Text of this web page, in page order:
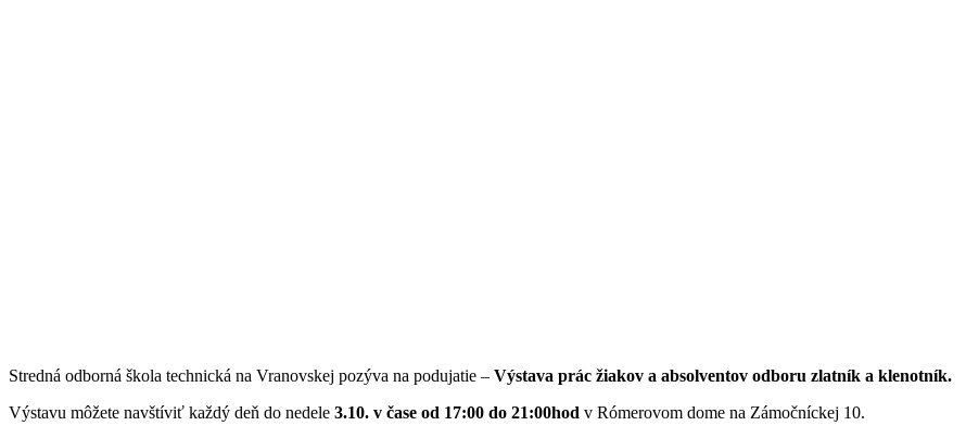
Stredná odborná škola technická na Vranovskej pozýva na podujatie – Výstava prác žiakov a absolventov odboru zlatník a klenotník.
Výstavu môžete navštíviť každý deň do nedele 3.10. v čase od 17:00 do 21:00hod v Rómerovom dome na Zámočníckej 10.